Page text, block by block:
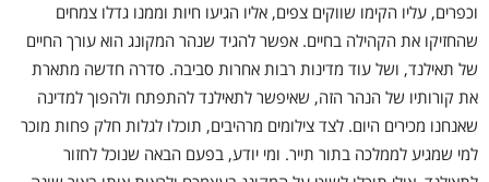
וכפרים, עליו הקימו שווקים צפים, אליו הגיעו חיות וממנו גדלו צמחים
שהחזיקו את הקהילה בחיים. אפשר להגיד שנהר המקונג הוא עורך החיים
של תאילנד, ושל עוד מדינות רבות אחרות סביבה. סדרה חדשה מתארת
את קורותיו של הנהר הזה, שאיפשר לתאילנד להתפתח ולהפוך למדינה
שאנחנו מכירים היום. לצד צילומים מרהיבים, תוכלו לגלות חלק פחות מוכר
למי שמגיע לממלכה בתור תייר. ומי יודע, בפעם הבאה שנוכל לחזור